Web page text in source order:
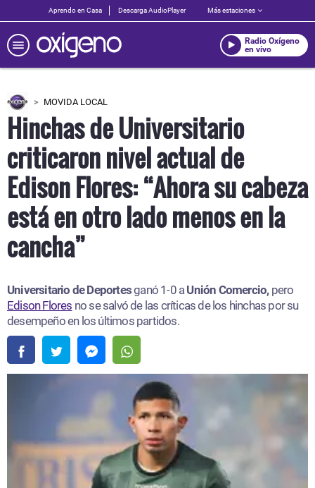
Aprendo en Casa Descarga AudioPlayer Más estaciones
Radio Oxígeno
en vivo
MOVIDA LOCAL
Hinchas de Universitario
criticaron nivel actual de
Edison Flores: “Ahora su cabeza
está en otro lado menos en la
cancha”
Universitario de Deportesganó 1-0 aUnión Comercio, pero
Edison Flores no se salvó de las críticas de los hinchas por su
desempeño en los últimos partidos.